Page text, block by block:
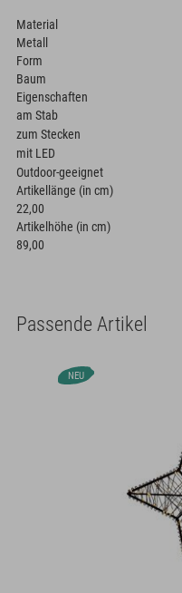
Material
Metall
Form
Baum
Eigenschaften
am Stab
zum Stecken
mit LED
Outdoor-geeignet
Artikellänge (in cm)
22,00
Artikelhöhe (in cm)
89,00
Passende Artikel
NEU